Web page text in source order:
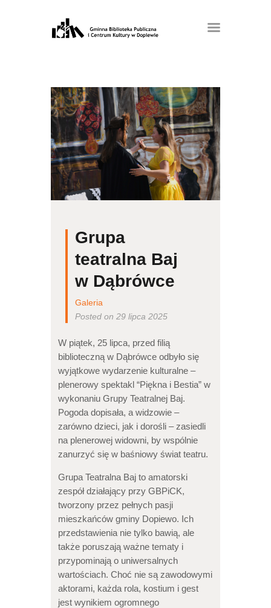
Grupa
teatralna Baj
w Dąbrówce
Galeria
Posted on 29 lipca 2025
W piątek, 25 lipca, przed filią
biblioteczną w Dąbrówce odbyło się
wyjątkowe wydarzenie kulturalne –
plenerowy spektakl “Piękna i Bestia” w
wykonaniu Grupy Teatralnej Baj.
Pogoda dopisała, a widzowie –
zarówno dzieci, jak i dorośli – zasiedli
na plenerowej widowni, by wspólnie
zanurzyć się w baśniowy świat teatru.
Grupa Teatralna Baj to amatorski
zespół działający przy GBPiCK,
tworzony przez pełnych pasji
mieszkańców gminy Dopiewo. Ich
przedstawienia nie tylko bawią, ale
także poruszają ważne tematy i
przypominają o uniwersalnych
wartościach. Choć nie są zawodowymi
aktorami, każda rola, kostium i gest
jest wynikiem ogromnego